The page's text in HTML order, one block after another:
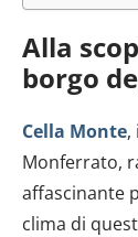
Alla
borgo
Cella Monte,
Monferrato,
affascinante
clima di